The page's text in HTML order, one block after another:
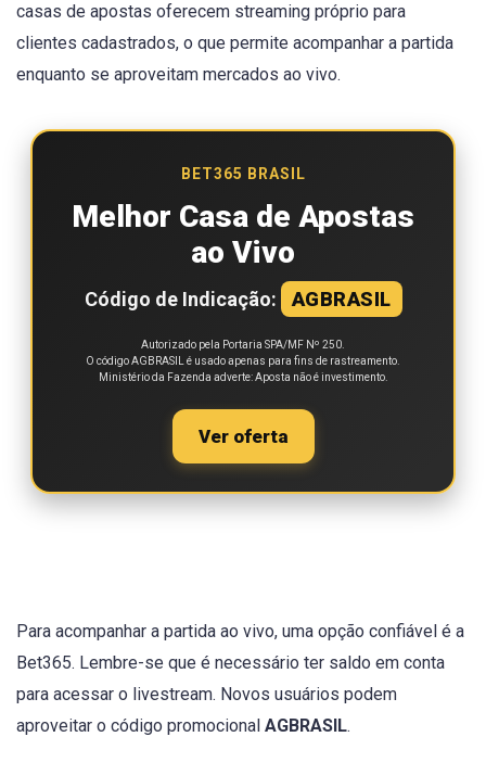
casas de apostas oferecem streaming próprio para
clientes cadastrados, o que permite acompanhar a partida
enquanto se aproveitam mercados ao vivo.
BET365 BRASIL
Melhor Casa de Apostas
ao Vivo
Código de Indicação: AGBRASIL
Autorizado pela Portaria SPA/MF Nº 250.
O código AGBRASIL é usado apenas para fins de rastreamento.
Ministério da Fazenda adverte: Aposta não é investimento.
Ver oferta
Para acompanhar a partida ao vivo, uma opção confiável é a
Bet365. Lembre-se que é necessário ter saldo em conta
para acessar o livestream. Novos usuários podem
aproveitar o código promocional AGBRASIL.